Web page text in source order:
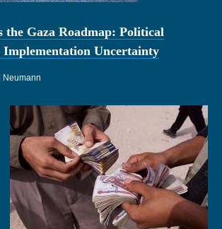
the Gaza Roadmap: Political
Uncertainty
Neumann